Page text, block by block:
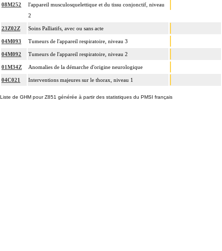
08M252
l'appareil musculosquelettique et du tissu conjonctif, niveau
2
23Z02Z Soins Palliatifs, avec ou sans acte
04M093 Tumeurs de l'appareil respiratoire, niveau 3
04M092 Tumeurs de l'appareil respiratoire, niveau 2
01M34Z Anomalies de la démarche d'origine neurologique
04C021 Interventions majeures sur le thorax, niveau 1
Liste de GHM pour Z851 générée à partir des statistiques du PMSI français